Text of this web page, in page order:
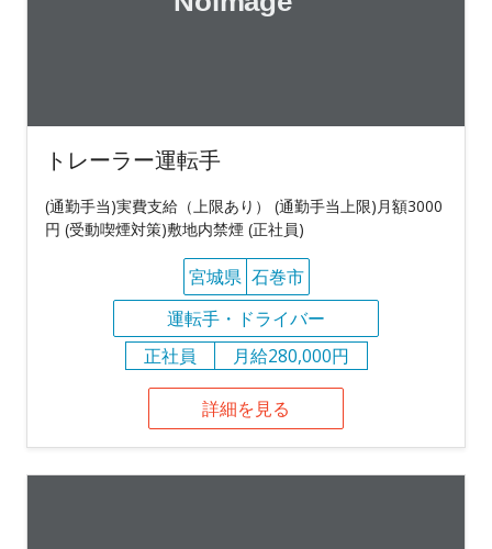
トレーラー運転手
(通勤手当)実費支給（上限あり） (通勤手当上限)月額3000
円 (受動喫煙対策)敷地内禁煙 (正社員)
宮城県 石巻市
運転手・ドライバー
正社員
月給280,000円
詳細を見る